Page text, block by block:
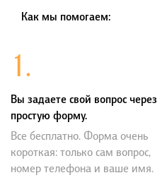
Как мы помогаем:
1.
Вы задаете свой вопрос через
простую форму.
Все бесплатно. Форма очень
короткая: только сам вопрос,
номер телефона и ваше имя.